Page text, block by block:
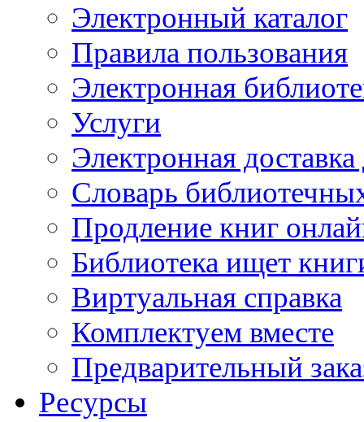
Электронный каталог
Правила пользования
Электронная
Услуги
Электронная
Словарь
Продление книг
Библиотека ищет
Виртуальная справка
Комплектуем вместе
Предварительный
Ресурсы